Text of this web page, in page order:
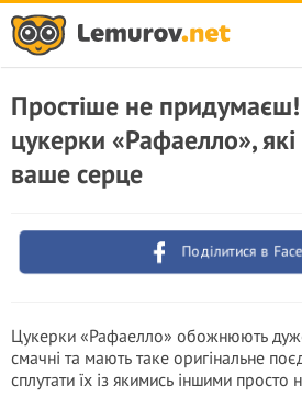
Простіше не
цукерки «Рафаелло», які
ваше серце
Поділитися в
Цукерки «Рафаелло» обожнюють
смачні та мають таке оригінальне
сплутати їх із якимись іншими